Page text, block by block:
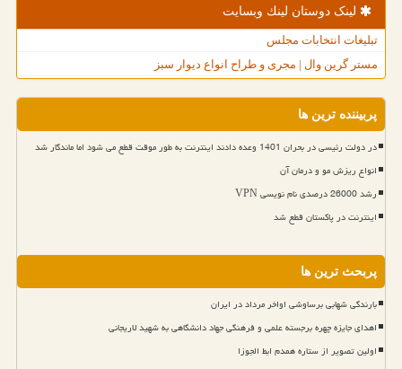
لینک دوستان لینك وبسایت
تبلیغات انتخابات مجلس
مستر گرین وال | مجری و طراح انواع دیوار سبز
پربیننده ترین ها
در دولت رئیسی در بحران 1401 وعده دادند اینترنت به طور موقت قطع می شود اما ماندگار شد
انواع ریزش مو و درمان آن
رشد 26000 درصدی نام نویسی VPN
اینترنت در پاکستان قطع شد
پربحث ترین ها
بارندگی شهابی برساوشی اواخر مرداد در ایران
اهدای جایزه چهره برجسته علمی و فرهنگی جهاد دانشگاهی به شهید لاریجانی
اولین تصویر از ستاره همدم ابط الجوزا